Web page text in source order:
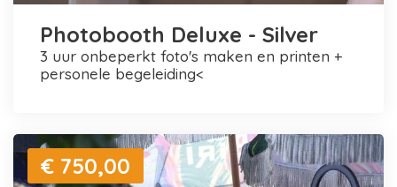
Photobooth Deluxe - Silver
3 uur onbeperkt foto's maken en printen +
personele begeleiding<
€ 750,00